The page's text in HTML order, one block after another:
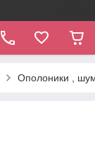
Ополоники ,